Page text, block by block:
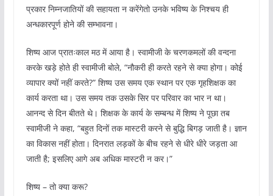
प्रकार निम्नजातियों की सहायता न करेंगेतो उनके भविष्य के निश्चय ही
अन्धकारपूर्ण होने की सम्भावना।
शिष्य आज प्रातःकाल मठ में आया है। स्वामीजी के चरणकमलों की वन्दना
करके खड़े होते ही स्वामीजी बोले, “नौकरी ही करते रहने से क्या होगा। कोई
व्यापार क्यों नहीं करते?” शिष्य उस समय एक स्थान पर एक गृहशिक्षक का
कार्य करता था। उस समय तक उसके सिर पर परिवार का भार न था।
आनन्द से दिन बीतते थे। शिक्षक के कार्य के सम्बन्ध में शिष्य ने पूछा तब
स्वामीजी ने कहा, “बहुत दिनों तक मास्टरी करने से बुद्धि बिगड़ जाती है। ज्ञान
का विकास नहीं होता। दिनरात लड़कों के बीच रहने से धीरे धीरे जड़ता आ
जाती है; इसलिए आगे अब अधिक मास्टरी न कर।”
शिष्य – तो क्या करू?